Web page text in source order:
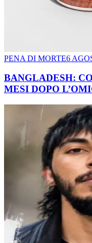
PENA DI MORTE6
BANGLADESH:
MESI DOPO